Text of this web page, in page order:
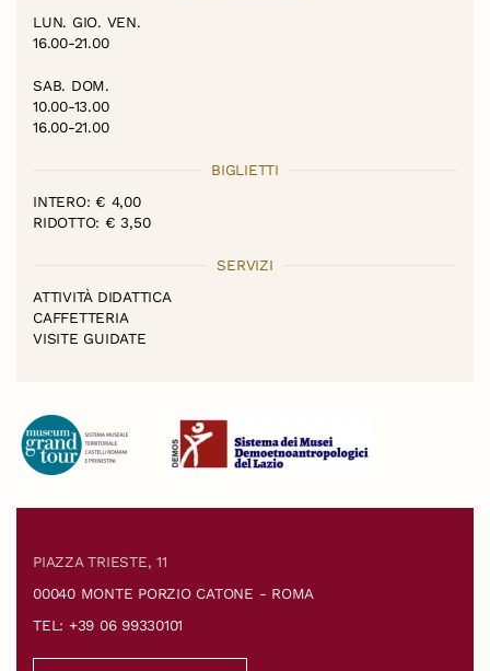
LUN. GIO. VEN.
16.00-21.00
SAB. DOM.
10.00-13.00
16.00-21.00
BIGLIETTI
INTERO: € 4,00
RIDOTTO: € 3,50
SERVIZI
ATTIVITÀ DIDATTICA
CAFFETTERIA
VISITE GUIDATE
PIAZZA TRIESTE, 11
00040 MONTE PORZIO CATONE - ROMA
TEL: +39 06 99330101